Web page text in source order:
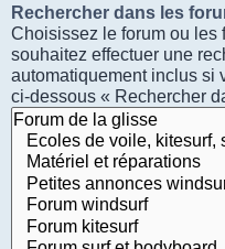
Rechercher dans les
Choisissez le forum ou les
souhaitez effectuer une
automatiquement inclus si
ci-dessous « Rechercher